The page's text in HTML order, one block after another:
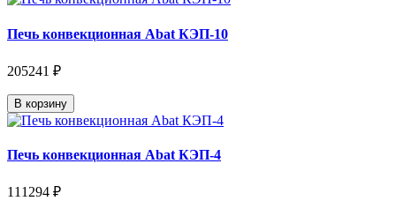
Печь конвекционная Abat КЭП-10
205241 ₽
В корзину
Печь конвекционная Abat КЭП-4
111294 ₽